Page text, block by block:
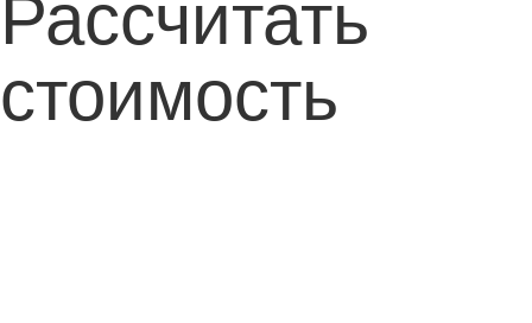
Рассчитать
стоимость